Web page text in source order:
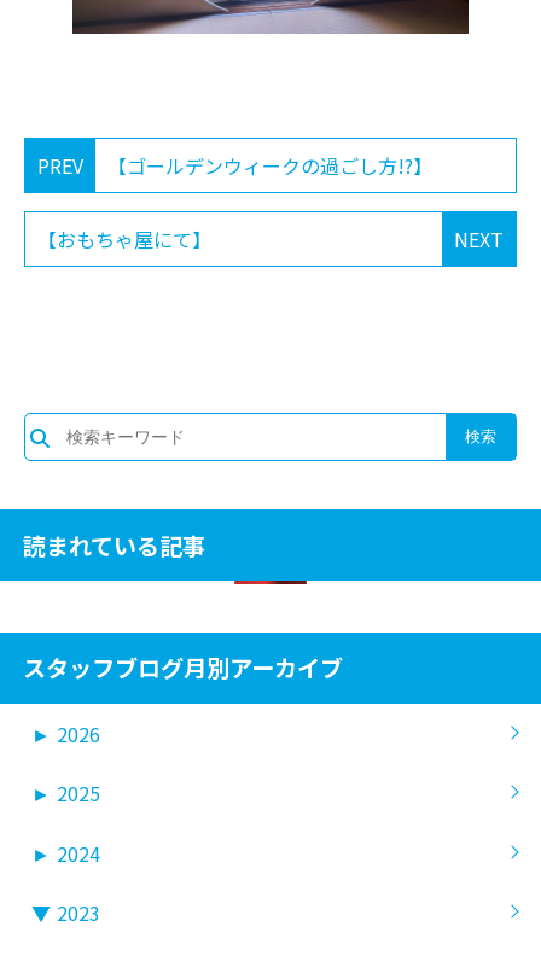
PREV 【ゴールデンウィークの過ごし方!?】
NEXT
【おもちゃ屋にて】
読まれている記事
スタッフブログ月別アーカイブ
► 2026
► 2025
► 2024
▼ 2023